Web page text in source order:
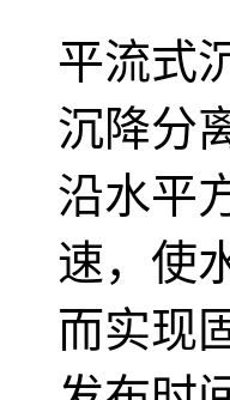
平流式
沉降分
沿水平
速，使
而实现